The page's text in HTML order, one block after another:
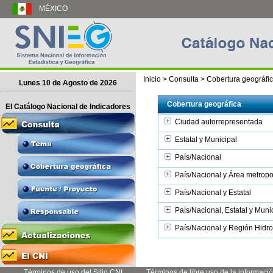
MÉXICO
Lunes 10 de Agosto de 2026
El Catálogo Nacional de Indicadores
Inicio > Consulta > Cobertura
Cobertura geográfica
Ciudad autorrepresentada
Estatal y Municipal
País/Nacional
País/Nacional y Área
País/Nacional y Estatal
País/Nacional, Estatal y
País/Nacional y Región